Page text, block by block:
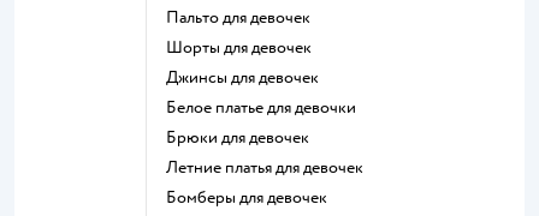
Пальто для девочек
Шорты для девочек
Джинсы для девочек
Белое платье для девочки
Брюки для девочек
Летние платья для девочек
Бомберы для девочек